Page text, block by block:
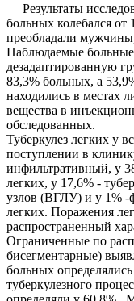
Результаты
больных колебался
преобладали
Наблюдаемые
дезадаптированную
83,3% больных, а
находились в местах
вещества в
обследованных.
Туберкулез легких у
поступлении в
инфильтративный, у
легких, у 17,6% -
узлов (ВГЛУ) и у 1% -
легких. Поражения
распространенный
Ограниченные по
бисегментарные)
больных
туберкулезного